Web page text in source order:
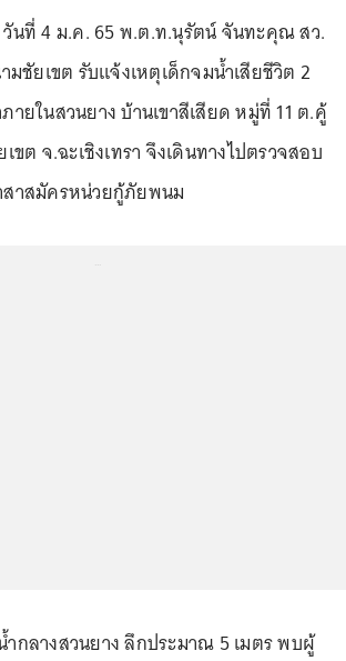
วันที่ 4 ม.ค. 65 พ.ต.ท.นุรัตน์ จันทะคุณ สว.
ชัยเขต รับแจ้งเหตุเด็กจมน้ำเสียชีวิต 2
ายในสวนยาง บ้านเขาสีเสียด หมู่ที่ 11 ต.คู้
ขต จ.ฉะเชิงเทรา จึงเดินทางไปตรวจสอบ
าสมัครหน่วยกู้ภัยพนม
ำกลางสวนยาง ลึกประมาณ 5 เมตร พบผู้